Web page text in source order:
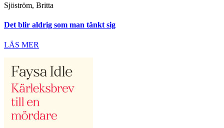
Sjöström, Britta
Det blir aldrig som man tänkt sig
LÄS MER